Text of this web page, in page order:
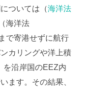
ついては（海洋法
海洋法
で寄港せずに航行
カリングや洋上積
を沿岸国のEEZ内
ます。その結果、